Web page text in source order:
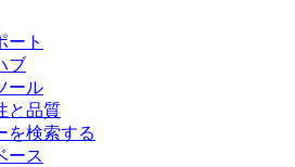
ート
ブ
ール
と品質
を検索する
ース